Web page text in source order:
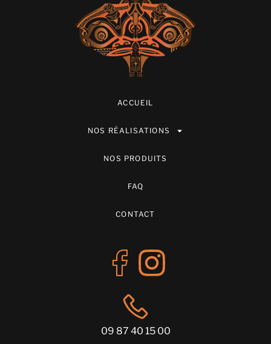
ACCUEIL
NOS RÉALISATIONS
NOS PRODUITS
FAQ
CONTACT
09 87 40 15 00